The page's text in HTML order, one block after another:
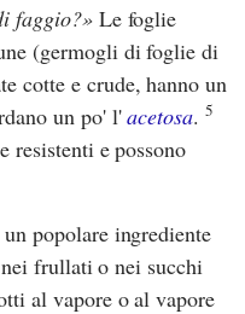
faggio? Le foglie
(germogli di foglie di
cotte e crude, hanno un
un po' l'acetosa. 5
resistenti e possono
popolare ingrediente
frullati o nei succhi
al vapore o al vapore